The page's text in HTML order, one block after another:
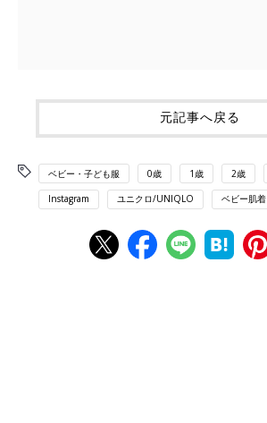
元記事へ戻る
ベビー・子ども服 0歳 1歳 2歳
Instagram ユニクロ/UNIQLO ベビー肌着